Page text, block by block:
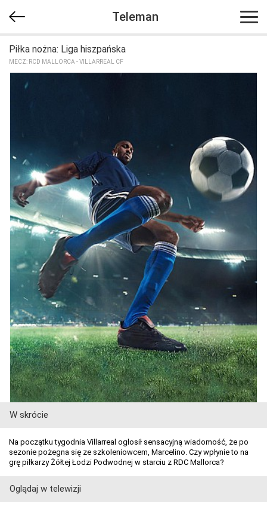
Teleman
Piłka nożna: Liga hiszpańska
MECZ: RCD MALLORCA - VILLARREAL CF
W skrócie
Na początku tygodnia Villarreal ogłosił sensacyjną wiadomość, że po
sezonie pożegna się ze szkoleniowcem, Marcelino. Czy wpłynie to na
grę piłkarzy Żółtej Łodzi Podwodnej w starciu z RDC Mallorca?
Oglądaj w telewizji